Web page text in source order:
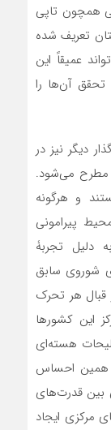
همچون تاپی
تعریف شده
عمیقاً این
تحقق آن‌ها را
دیگر نیز در
مطرح می‌شود.
و هرگونه
پیرامونی
دلیل تجربۀ
شوروی سابق
هر تحرک
این کشورها
هسته‌ای
همین احساس
بین قدرت‌های
مرکزی ایجاد